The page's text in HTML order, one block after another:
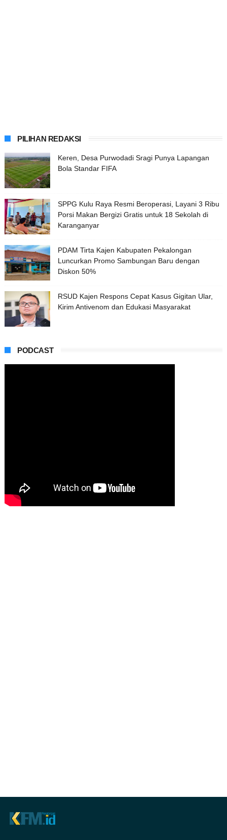
PILIHAN REDAKSI
Keren, Desa Purwodadi Sragi Punya Lapangan
Bola Standar FIFA
SPPG Kulu Raya Resmi Beroperasi, Layani 3 Ribu
Porsi Makan Bergizi Gratis untuk 18 Sekolah di
Karanganyar
PDAM Tirta Kajen Kabupaten Pekalongan
Luncurkan Promo Sambungan Baru dengan
Diskon 50%
RSUD Kajen Respons Cepat Kasus Gigitan Ular,
Kirim Antivenom dan Edukasi Masyarakat
PODCAST